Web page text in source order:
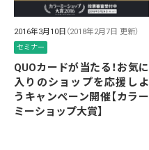
2016年3月10日 （2018年2月7日 更新）
セミナー
QUOカードが当たる！お気に
入りのショップを応援しよ
うキャンペーン開催【カラー
ミーショップ大賞】